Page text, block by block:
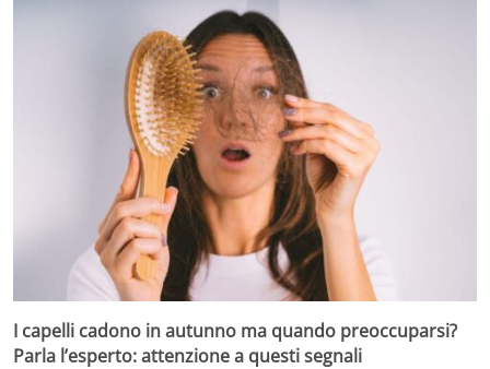
I capelli cadono in autunno ma quando preoccuparsi?
Parla l’esperto: attenzione a questi segnali